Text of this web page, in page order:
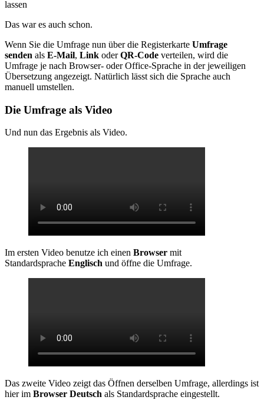
lassen
Das war es auch schon.
Wenn Sie die Umfrage nun über die Registerkarte Umfrage
senden als E-Mail, Link oderQR-Code verteilen, wird die
Umfrage je nach Browser- oder Office-Sprache in der jeweiligen
Übersetzung angezeigt. Natürlich lässt sich die Sprache auch
manuell umstellen.
Die Umfrage als Video
Und nun das Ergebnis als Video.
Im ersten Video benutze ich einen Browser mit
Standardsprache Englisch und öffne die Umfrage.
Das zweite Video zeigt das Öffnen derselben Umfrage, allerdings ist
hier im Browser Deutsch als Standardsprache eingestellt.